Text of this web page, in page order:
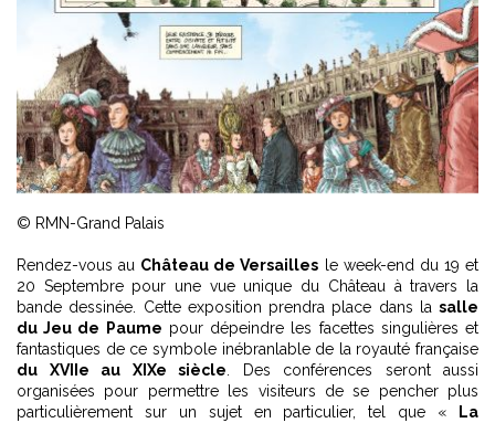
© RMN-Grand Palais
Rendez-vous au Château de Versailles le week-end du 19 et
20 Septembre pour une vue unique du Château à travers la
bande dessinée. Cette exposition prendra place dans la salle
du Jeu de Paume pour dépeindre les facettes singulières et
fantastiques de ce symbole inébranlable de la royauté française
du XVIIe au XIXe siècle . Des conférences seront aussi
organisées pour permettre les visiteurs de se pencher plus
particulièrement sur un sujet en particulier, tel que «
La